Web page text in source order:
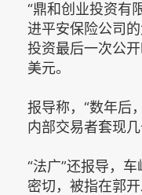
“鼎和创业投资有
进平安保险公司
投资最后一次公
美元。
报导称，“数年后
内部交易者套现
“法广”还报导，
密切，被指在郭